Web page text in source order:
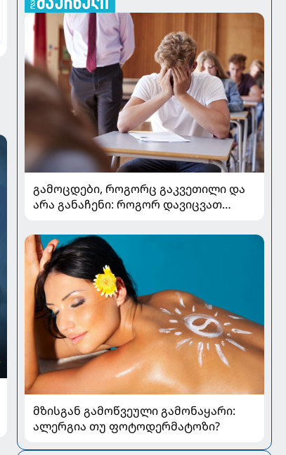
გამოცდები, როგორც გაკვეთილი და
არა განაჩენი: როგორ დავიცვათ
მომავალი
მზისგან გამოწვეული გამონაყარი:
ალერგია თუ ფოტოდერმატოზი?